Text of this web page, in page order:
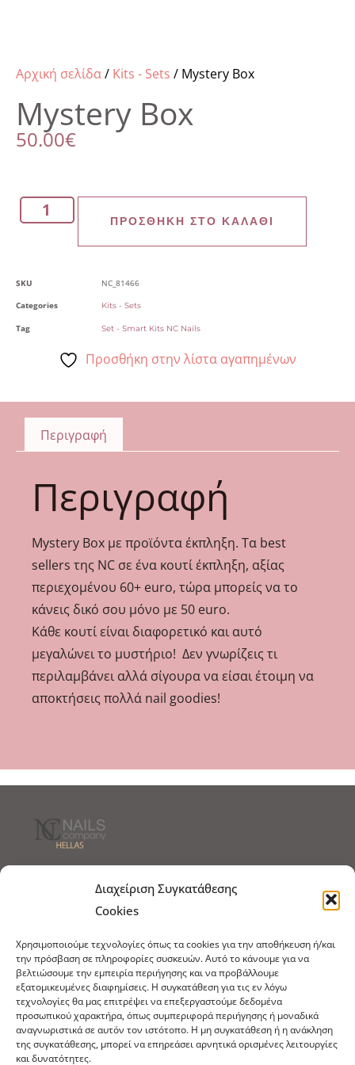
Διαχείριση Συγκατάθεσης
Cookies
Χρησιμοποιούμε τεχνολογίες όπως τα cookies για την αποθήκευση ή/και
την πρόσβαση σε πληροφορίες συσκευών. Αυτό το κάνουμε για να
βελτιώσουμε την εμπειρία περιήγησης και να προβάλλουμε
εξατομικευμένες διαφημίσεις. Η συγκατάθεση για τις εν λόγω
τεχνολογίες θα μας επιτρέψει να επεξεργαστούμε δεδομένα
προσωπικού χαρακτήρα, όπως συμπεριφορά περιήγησης ή μοναδικά
αναγνωριστικά σε αυτόν τον ιστότοπο. Η μη συγκατάθεση ή η ανάκληση
της συγκατάθεσης, μπορεί να επηρεάσει αρνητικά ορισμένες λειτουργίες
και δυνατότητες.
Αρχική σελίδα/ Kits - Sets / Mystery Box
Mystery Box
50.00€
ΠΡΟΣΘΉΚΗ ΣΤΟ ΚΑΛΆΘΙ
SKU
NC_81466
Categories
Kits - Sets
Tag Set - Smart Kits NC Nails
Προσθήκη στην λίστα αγαπημένων
Περιγραφή
Περιγραφή
Mystery Box με προϊόντα έκπληξη. Τα best
sellers της NC σε ένα κουτί έκπληξη, αξίας
περιεχομένου 60+ euro, τώρα μπορείς να το
κάνεις δικό σου μόνο με 50 euro.
Κάθε κουτί είναι διαφορετικό και αυτό
μεγαλώνει το μυστήριο! Δεν γνωρίζεις τι
περιλαμβάνει αλλά σίγουρα να είσαι έτοιμη να
αποκτήσεις πολλά nail goodies!
Τρόποι Παραγγελίας
Πολιτική Cookies
Εμπόριο Ειδών Ονυχοπλαστικής, Καλλωπισμού
άκρων και αξεσουάρ
τηλ: 213-0415386
info@ncnails.gr